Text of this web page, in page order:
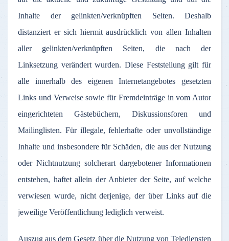
Inhalte
der gelinkten/verknüpften Seiten. Deshalb
distanziert er sich hiermit ausdrücklich vonallen Inhalten
aller
gelinkten/verknüpften Seiten, die nach
der
Linksetzung verändert wurden.Diese Feststellunggiltfür
alle
innerhalbdes eigenen Internetangebotes
gesetzten
Links und Verweise sowie für Fremdeinträgeinvom Autor
eingerichteten
Gästebüchern, Diskussionsforen und
Mailinglisten. Für illegale,fehlerhafte oder unvollständige
Inhalte und insbesondere für Schäden, die aus der Nutzung
oder Nichtnutzung solcherart dargebotener Informationen
entstehen, haftet allein der Anbieter der Seite, auf welche
verwiesen wurde, nicht derjenige, der überLinksaufdie
jeweilige Veröffentlichung lediglich verweist.
Auszug aus dem Gesetz über die Nutzung von Telediensten